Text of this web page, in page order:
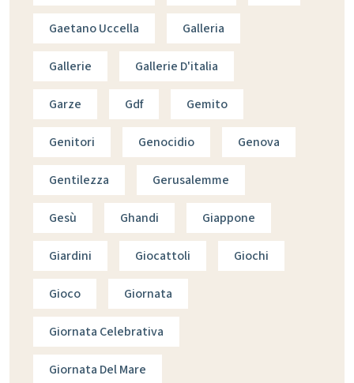
Gaetano Uccella Galleria
Gallerie Gallerie D'italia
Garze Gdf Gemito
Genitori Genocidio Genova
Gentilezza Gerusalemme
Gesù Ghandi Giappone
Giardini Giocattoli Giochi
Gioco Giornata
Giornata Celebrativa
Giornata Del Mare